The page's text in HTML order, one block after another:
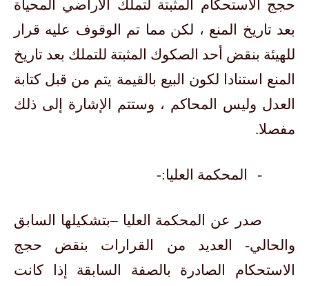
حجج الاستحكام المثبتة لتملك الأراضي المحياة
بعد تاريخ المنع ، لكن مما تم الوقوف عليه قرار
للهيئة بنقض أحد الصكوك المثبتة للتملك بعد تاريخ
المنع استنادا لكون البيع بالقيمة يتم من قبل كتابة
العدل وليس المحاكم ، وستتم الإشارة إلى ذلك
مفصلا.
- المحكمة العليا:-
صدر عن المحكمة العليا –بتشكيلها السابق
والحالي- العديد من القرارات بنقض حجج
الاستحكام الصادرة بالصفة السابقة إذا كانت